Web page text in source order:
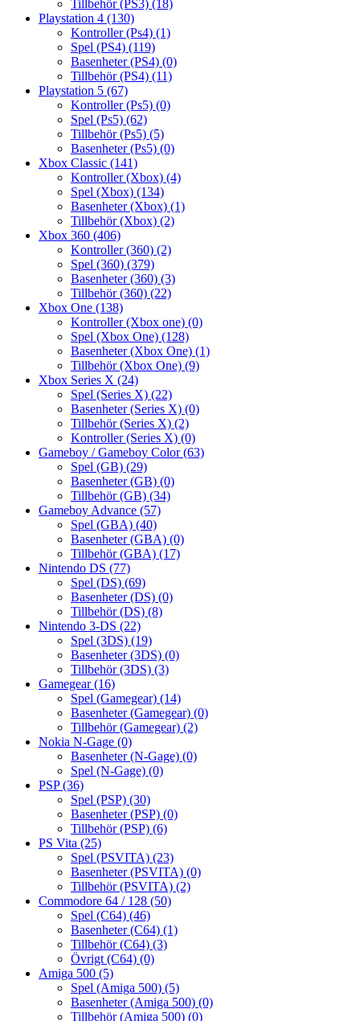
Tillbehör (PS3) (18)
Playstation 4 (130)
Kontroller (Ps4) (1)
Spel (PS4) (119)
Basenheter (PS4) (0)
Tillbehör (PS4) (11)
Playstation 5 (67)
Kontroller (Ps5) (0)
Spel (Ps5) (62)
Tillbehör (Ps5) (5)
Basenheter (Ps5) (0)
Xbox Classic (141)
Kontroller (Xbox) (4)
Spel (Xbox) (134)
Basenheter (Xbox) (1)
Tillbehör (Xbox) (2)
Xbox 360 (406)
Kontroller (360) (2)
Spel (360) (379)
Basenheter (360) (3)
Tillbehör (360) (22)
Xbox One (138)
Kontroller (Xbox one) (0)
Spel (Xbox One) (128)
Basenheter (Xbox One) (1)
Tillbehör (Xbox One) (9)
Xbox Series X (24)
Spel (Series X) (22)
Basenheter (Series X) (0)
Tillbehör (Series X) (2)
Kontroller (Series X) (0)
Gameboy / Gameboy Color(63)
Spel (GB) (29)
Basenheter (GB) (0)
Tillbehör (GB) (34)
Gameboy Advance (57)
Spel (GBA) (40)
Basenheter (GBA) (0)
Tillbehör (GBA) (17)
Nintendo DS (77)
Spel (DS) (69)
Basenheter (DS) (0)
Tillbehör (DS) (8)
Nintendo 3-DS (22)
Spel (3DS) (19)
Basenheter (3DS) (0)
Tillbehör (3DS) (3)
Gamegear(16)
Spel (Gamegear) (14)
Basenheter (Gamegear) (0)
Tillbehör (Gamegear) (2)
Nokia N-Gage (0)
Basenheter (N-Gage) (0)
Spel (N-Gage) (0)
PSP(36)
Spel (PSP) (30)
Basenheter (PSP) (0)
Tillbehör (PSP) (6)
PS Vita (25)
Spel (PSVITA) (23)
Basenheter (PSVITA) (0)
Tillbehör (PSVITA) (2)
Commodore 64 / 128 (50)
Spel (C64) (46)
Basenheter (C64) (1)
Tillbehör (C64) (3)
Övrigt (C64) (0)
Amiga 500 (5)
Spel (Amiga 500) (5)
Basenheter (Amiga 500) (0)
Tillbehör (Amiga 500) (0)